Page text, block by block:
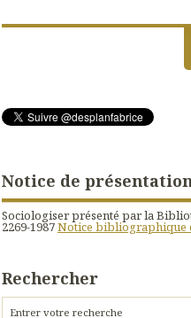
Notice de
Sociologiser présenté par la
2269-1987Notice bibliographique
Rechercher